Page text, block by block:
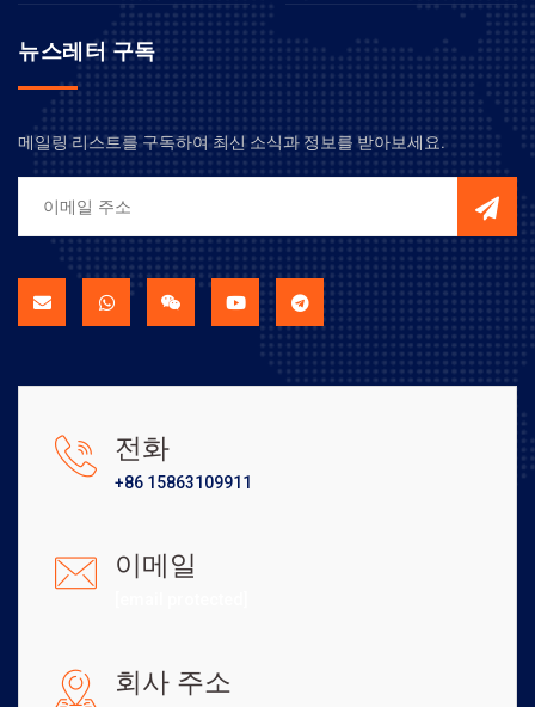
뉴스레터 구독
메일링 리스트를 구독하여 최신 소식과 정보를 받아보세요.
전화
+86 15863109911
이메일
회사 주소